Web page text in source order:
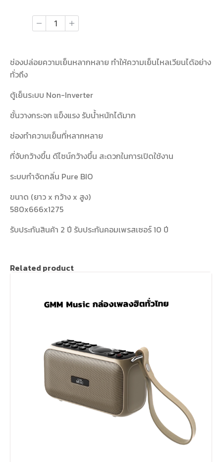
ช่องปล่อยความเย็นหลากหลาย ทำให้ความเย็นไหลเวียนได้อย่าง
ทั่วถึง
ตู้เย็นระบบ Non-Inverter
ชั้นวางกระจก แข็งแรง รับน้ำหนักได้มาก
ช่องทำความเย็นที่หลากหลาย
ที่จับกว้างขึ้น ดีไซน์กว้างขึ้น สะดวกในการเปิดใช้งาน
ระบบกำจัดกลิ่น Pure BIO
ขนาด (ยาว x กว้าง x สูง)
580x666x1275
รับประกันสินค้า 2 ปี รับประกันคอมเพรสเซอร์ 10 ปี
Related product